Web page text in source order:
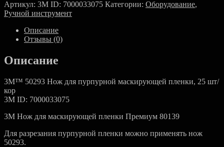
Нож
для
маскирующей
пленки
Премиум
Артикул: 3M ID: 7000033075 Категории: Оборудование,
Ручной инструмент
Описание
Отзывы (0)
Описание
3M™ 50293 Нож для пурпурной маскирующей пленки, 25 шт/
кор
3M ID: 7000033075
3M Нож для маскирующей пленки Премиум 80139
Для разрезания пурпурной пленки можно применять нож
50293.